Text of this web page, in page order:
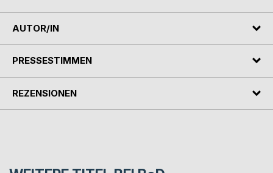
AUTOR/IN
PRESSESTIMMEN
REZENSIONEN